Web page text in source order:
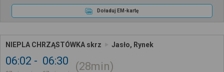
Doładuj EM-kartę
NIEPLA CHRZĄSTÓWKA skrz Jasło, Rynek
06:02 06:30 28min